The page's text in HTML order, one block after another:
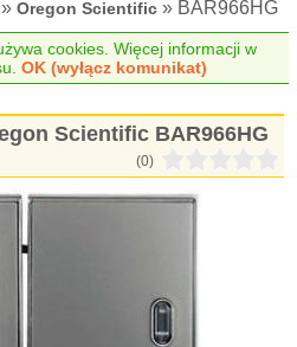
» Oregon Scientific » BAR966HG
cookies. Więcej informacji w
OK (wyłącz komunikat)
Scientific BAR966HG
(0)